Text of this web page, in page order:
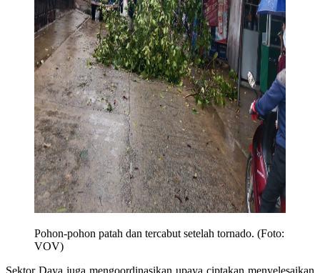
Pohon-pohon patah dan tercabut setelah tornado. (Foto:
VOV)
Sektor Daya juga mengoordinasikan upaya ciptakan menyelesaikan